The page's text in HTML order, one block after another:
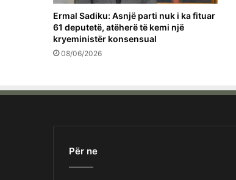
Ermal Sadiku: Asnjë parti nuk i ka fituar
61 deputetë, atëherë të kemi një
kryeministër konsensual
08/06/2026
Për ne